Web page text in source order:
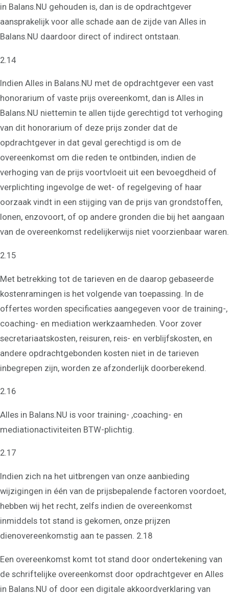
Coaching
Persoonlijke coaching
Life coaching
Loopbaancoaching
Relatietherapie in
Alkmaar
Teamcoaching
Coaching scheiden
Samengesteld gezin
problemen
jezelf
Spreken in het openbaar
Intuïtief leiderschap
Effectief communiceren
Interne communicatie
verbeteren
Communicatie in je
Teambuilding in Alkmaar
Assertiviteit of
vriendelijk nee zeggen
in Balans.NU gehouden is, dan is de opdrachtgever
aansprakelijk voor alle schade aan de zijde van Alles in
Balans.NU daardoor direct of indirect ontstaan.
2.14
Indien Alles in Balans.NU met de opdrachtgever een vast
honorarium of vaste prijs overeenkomt, dan is Alles in
Balans.NU niettemin te allen tijde gerechtigd tot verhoging
van dit honorarium of deze prijs zonder dat de
opdrachtgever in dat geval gerechtigd is om de
overeenkomst om die reden te ontbinden, indien de
verhoging van de prijs voortvloeit uit een bevoegdheid of
verplichting ingevolge de wet- of regelgeving of haar
oorzaak vindt in een stijging van de prijs van grondstoffen,
lonen, enzovoort, of op andere gronden die bij het aangaan
van de overeenkomst redelijkerwijs niet voorzienbaar waren.
2.15
Met betrekking tot de tarieven en de daarop gebaseerde
kostenramingen is het volgende van toepassing. In de
offertes worden specificaties aangegeven voor de training-,
coaching- en mediation werkzaamheden. Voor zover
secretariaatskosten, reisuren, reis- en verblijfskosten, en
andere opdrachtgebonden kosten niet in de tarieven
inbegrepen zijn, worden ze afzonderlijk doorberekend.
2.16
Alles in Balans.NU is voor training- ,coaching- en
mediationactiviteiten BTW-plichtig.
2.17
Indien zich na het uitbrengen van onze aanbieding
wijzigingen in één van de prijsbepalende factoren voordoet,
hebben wij het recht, zelfs indien de overeenkomst
inmiddels tot stand is gekomen, onze prijzen
dienovereenkomstig aan te passen. 2.18
Een overeenkomst komt tot stand door ondertekening van
de schriftelijke overeenkomst door opdrachtgever en Alles
in Balans.NU of door een digitale akkoordverklaring van